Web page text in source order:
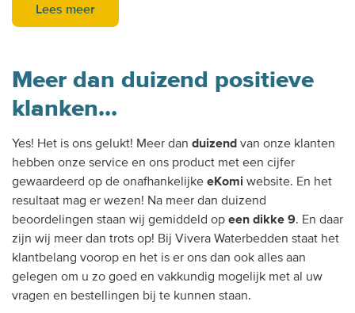
Lees meer
Meer dan duizend positieve
klanken…
Yes! Het is ons gelukt! Meer dan duizend van onze klanten
hebben onze service en ons product met een cijfer
gewaardeerd op de onafhankelijke eKomi website. En het
resultaat mag er wezen! Na meer dan duizend
beoordelingen staan wij gemiddeld op een dikke 9. En daar
zijn wij meer dan trots op! Bij Vivera Waterbedden staat het
klantbelang voorop en het is er ons dan ook alles aan
gelegen om u zo goed en vakkundig mogelijk met al uw
vragen en bestellingen bij te kunnen staan.